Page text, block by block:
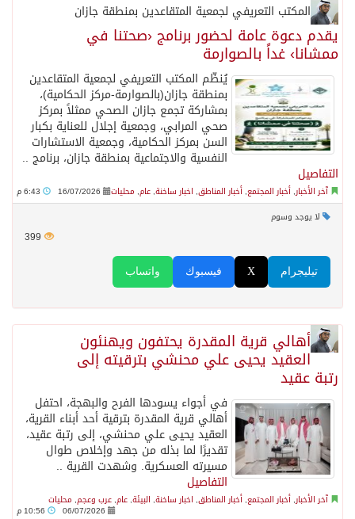
المكتب التعريفي لجمعية المتقاعدين بمنطقة جازان
يقدم دعوة عامة لحضور برنامج ‹صحتنا في
ممشانا› غداً بالصوارمة
يُنظّم المكتب التعريفي لجمعية المتقاعدين
بمنطقة جازان(بالصوارمة-مركز الحكامية)،
بمشاركة تجمع جازان الصحي ممثلاً بمركز
صحي المرابي، وجمعية إجلال للعناية بكبار
السن بمركز الحكامية، وجمعية الاستشارات
النفسية والاجتماعية بمنطقة جازان، برنامج ..
التفاصيل
آخر الأخبار, أخبار المجتمع, أخبار المناطق, اخبار ساخنة, عام, محليات 16/07/2026
لا يوجد وسوم
399
واتساب فيسبوك X تيليجرام
أهالي قرية المقدرة يحتفون ويهنئون
العقيد يحيى علي محنشي بترقيته إلى
رتبة عقيد
في أجواء يسودها الفرح والبهجة، احتفل
أهالي قرية المقدرة بترقية أحد أبناء القرية،
العقيد يحيى علي محنشي، إلى رتبة عقيد،
تقديرًا لما بذله من جهد وإخلاص طوال
مسيرته العسكرية. وشهدت القرية ..
التفاصيل
آخر الأخبار, أخبار المجتمع, أخبار المناطق, اخبار ساخنة, البيئة, عام, عرب وعجم, محليات
06/07/2026